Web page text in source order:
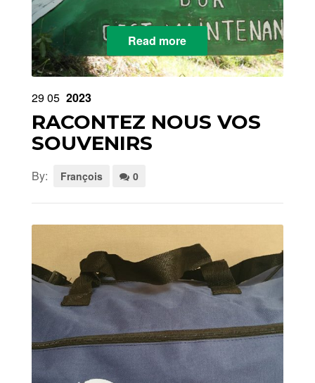
Read more
2905 2023
RACONTEZ NOUS VOS
SOUVENIRS
By: François 0